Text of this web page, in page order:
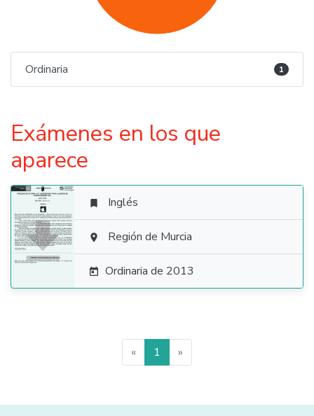
Ordinaria 1
Exámenes en los que
aparece

 Inglés
 Región de Murcia
 Ordinaria de 2013
« 1 »